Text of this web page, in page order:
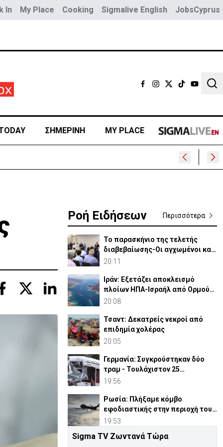
In My Place Cooking Sigmalive English JobsCyprus
ΣΗΜΕΡΙΝΗ MY PLACE
Ροή Ειδήσεων Περισσότερα
Το παρασκήνιο της τελετής
διαβεβαίωσης-Οι αγχωμένοι και
οι πιο.. χαλαροί (vid)
20:11
Ιράν: Εξετάζει αποκλεισμό
πλοίων ΗΠΑ-Ισραήλ από Ορμούζ
και πρόστιμο μέχρι 20%
20:08
Τσαντ: Δεκατρείς νεκροί από
επιδημία χολέρας
20:05
Γερμανία: Συγκρούστηκαν δύο
τραμ - Τουλάχιστον 25
τραυματίες, οι 7 σοβαρά
19:56
Ρωσία: Πλήξαμε κόμβο
εφοδιαστικής στην περιοχή του
Κιέβου με drones
19:53
Ουκρανία: Πάει Σερβία ο
Sigma TV Ζωντανά Τώρα